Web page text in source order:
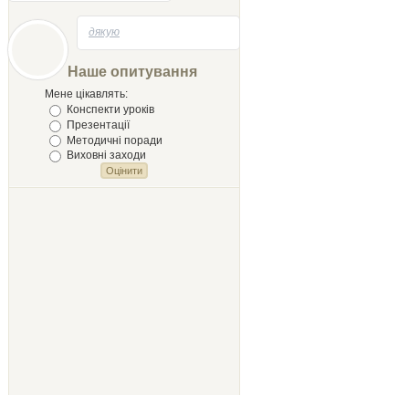
на тему
Мыхайлу и
Твору Ырий
дякую
Наше опитування
Мене цікавлять:
Конспекти уроків
Презентації
Методичні поради
Виховні заходи